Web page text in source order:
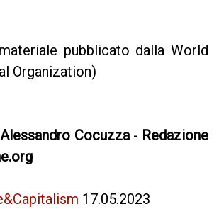
pubblicato dalla World
Organization)
Alessandro Cocuzza- Redazione
17.05.2023